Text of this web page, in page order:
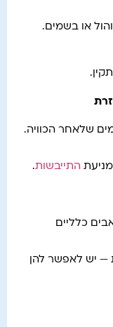
או בשמים.
שלאחר הכוויה.
התייבשות.
כלליים
— יש לאפשר להן